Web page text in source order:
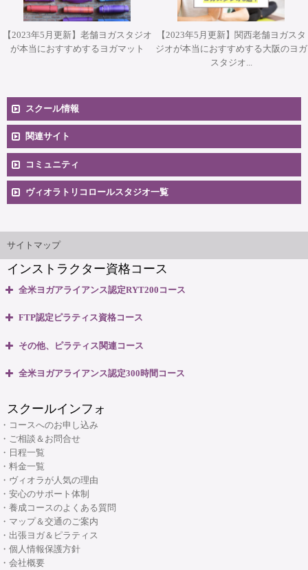
【2023年5月更新】老舗ヨガスタジオ
が本当におすすめするヨガマット
【2023年5月更新】関西老舗ヨガスタ
ジオが本当におすすめする大阪のヨガ
スタジオ...
スクール情報
安心のサポート体制
無料体験説明会
マップ＆交通のご案内
関連サイト
コミュニティ
卒業生向け掲示板
インストラクター'sマップ
ヴィオラトリコロールスタジオ一覧
大阪府大阪市中央区本町3丁目4番10号 本町野村ビルB1F
(大阪市・本町)
大阪府大阪市中央区安土町3丁目2番4号 JUST本町ビル5F
TEL: 06-6926-8422
サイトマップ
インストラクター資格コース
全米ヨガアライアンス認定RYT200コース
・全米ヨガアライアンス認定 RYT200資格取得コース
FTP認定ピラティス資格コース
・ピラティスベーシック インストラクター資格コース
・リフォーマーLevel2 インストラクター資格コース
・Tower インストラクター資格コース
・Basic Chair インストラクター資格コース
・ブラッシュアップセミナー
・リフォーマーブラッシュアップセミナー
その他、ピラティス関連コース
・ピラティスパーソナル指導者資格コース
・産後ピラティス インストラクターコース
・シニアピラティス インストラクターコース
・ピラティス解剖学インストラクター資格コース
・ピラティス解剖学【足部編】インストラクター資格コース
・骨盤底筋群機能改善インストラクター資格コース
・ピラティス プロップスコース
・ピラティスリング指導者養成コース
全米ヨガアライアンス認定300時間コース
・キッズヨガ インストラクターコース
・産後ヨガ インストラクターコース
・シニアヨガ インストラクターコース
・アシュタンガヨガ イマージョンコース
・呼吸と瞑想コース
・リストラティブメソッド養成コース
・ヨーガ哲学コース
・リンパマッサージコース
スクールインフォ
・コースへのお申し込み
・ご相談＆お問合せ
・日程一覧
・料金一覧
・ヴィオラが人気の理由
・安心のサポート体制
・養成コースのよくある質問
・マップ＆交通のご案内
・出張ヨガ＆ピラティス
・個人情報保護方針
・会社概要